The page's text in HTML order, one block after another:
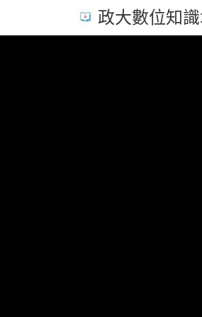
政大數位知識